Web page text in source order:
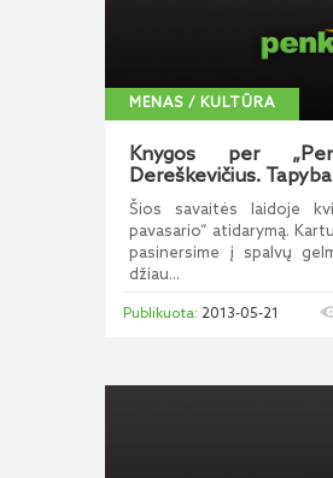
MENAS / KULTŪRA
Knygos per
Dereškevičius.
Šios savaitės laidoje
pavasario“ atidarymą.
pasinersime į spalvų
džiau...
2013-05-21